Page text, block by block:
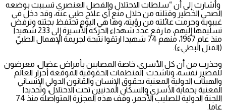
وأشارت إلى أن “سلطات الاحتلال والفصل العنصري تسببت بوضعه
الصحي الخطير وقتلته من خلال منع أي علاج طبي عنه، وقد دخل في
غيبوبة وحرمت عائلته من رؤيته، وها هي اليوم تحتفظ بجثته وترفض
تسليمها إليهم، ما رفع عدد شهداء الحركة الأسيرة إلى 233 شهيدا
منذ عام 1967، منهم 74 شهيدا ارتقوا نتيجة لجريمة الإهمال الطبيّ
(القتل البطيء).
وحذرت من أن كل الأسرى، خاصة المصابين بأمراض عضال، معرضون
للمصير نفسه، وناشدت المنظمات الحقوقية الموقعة أحرار العالم
والهيئات الدولية المعنية بحقوق الإنسان والقانون الدولي الإنساني
المعنية بحماية الأسرى والسكان المدنيين تحت الاحتلال، وتحديدا
اللجنة الدولية للصليب الأحمر، وقف هذه المجزرة المتواصلة منذ 74
عاما.